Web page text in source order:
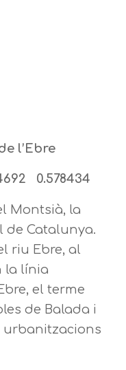
l’Ebre
0.578434
Montsià, la
de Catalunya.
riu Ebre, al
la línia
el terme
de Balada i
urbanitzacions